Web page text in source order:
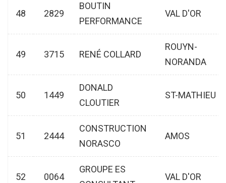
48 2829
BOUTIN
PERFORMANCE
VAL D'OR
49 3715 RENÉ COLLARD
ROUYN-
NORANDA
50 1449
DONALD
CLOUTIER
ST-MATHIEU
51 2444
CONSTRUCTION
NORASCO
AMOS
52 0064
GROUPE ES
VAL D'OR